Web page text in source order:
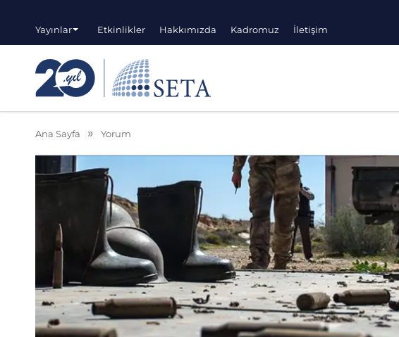
Yayınlar Etkinlikler Hakkımızda Kadromuz İletişim
Ana Sayfa Yorum